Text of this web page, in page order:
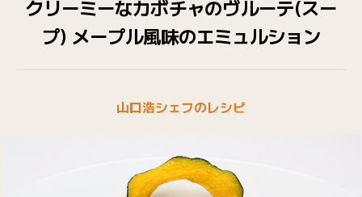
クリーミーなカボチャのヴルーテ(スー
プ) メープル風味のエミュルション
山口浩シェフのレシピ